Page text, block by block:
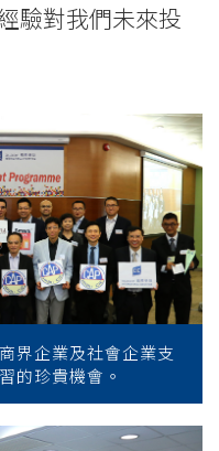
驗對我們未來投
界企業及社會企業支
的珍貴機會。